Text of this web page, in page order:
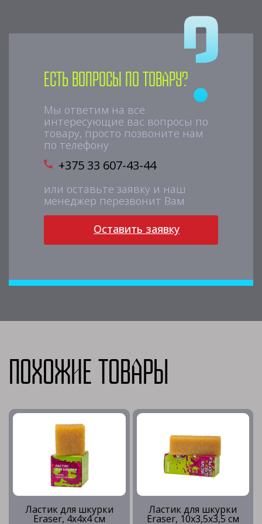
Есть вопросы по товару?
Мы ответим на все
интересующие вас вопросы по
товару, просто позвоните нам
по телефону
+375 33 607-43-44
или оставьте заявку и наш
менеджер перезвонит Вам
Оставить заявку
Похожие товары
Ластик для шкурки
Eraser, 4х4х4 см
Ластик для шкурки
Eraser, 10х3,5х3,5 см